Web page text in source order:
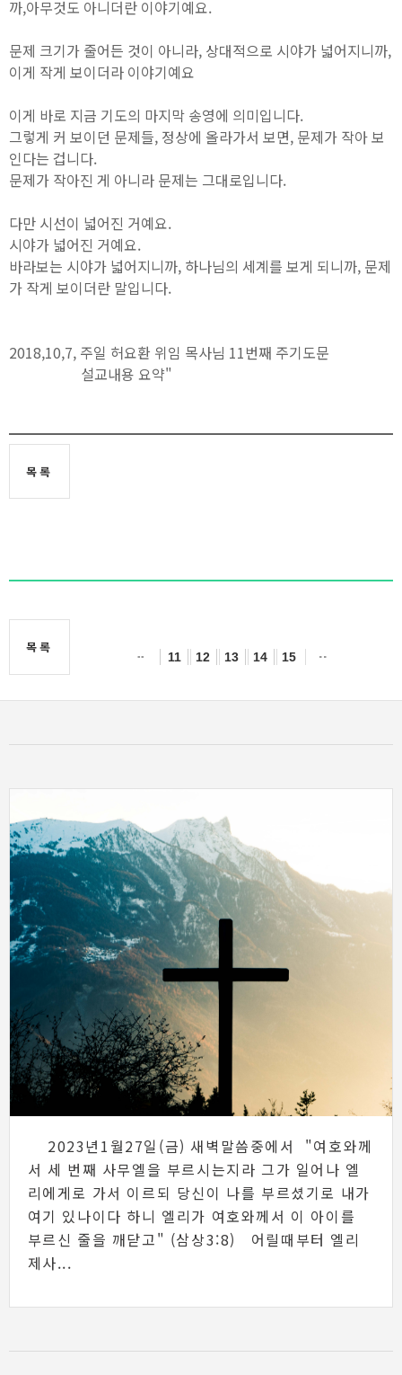
까,아무것도 아니더란 이야기예요.
문제 크기가 줄어든 것이 아니라, 상대적으로 시야가 넓어지니까,
이게 작게 보이더라 이야기예요
이게 바로 지금 기도의 마지막 송영에 의미입니다.
그렇게 커 보이던 문제들, 정상에 올라가서 보면, 문제가 작아 보
인다는 겁니다.
문제가 작아진 게 아니라 문제는 그대로입니다.
다만 시선이 넓어진 거예요.
시야가 넓어진 거예요.
바라보는 시야가 넓어지니까, 하나님의 세계를 보게 되니까, 문제
가 작게 보이더란 말입니다.
2018,10,7, 주일 허요환 위임 목사님 11번째 주기도문
설교내용 요약"
목록
목록
11 12 13 14 15
2023년1월27일(금) 새벽말씀중에서 "여호와께
서 세 번째 사무엘을 부르시는지라 그가 일어나 엘
리에게로 가서 이르되 당신이 나를 부르셨기로 내가
여기 있나이다 하니 엘리가 여호와께서 이 아이를
부르신 줄을 깨닫고" (삼상3:8) 어릴때부터 엘리
제사...